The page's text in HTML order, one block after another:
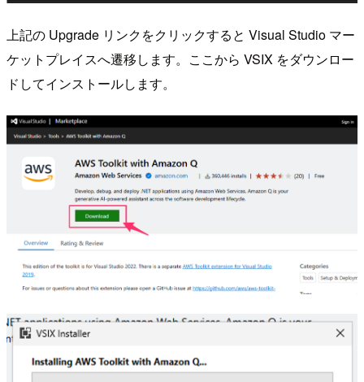
上記の Upgrade リンクをクリックすると Visual Studio マー
ケットプレイスへ遷移します。ここから VSIX をダウンロー
ドしてインストールします。